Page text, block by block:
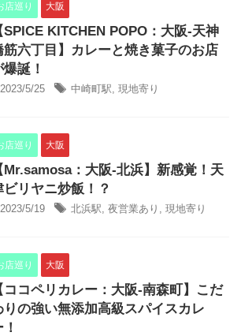
店巡り 大阪
SPICE KITCHEN POPO：大阪-天神
筋六丁目】カレーと焼き菓子のお店
爆誕！
2023/5/25 中崎町駅, 現地寄り
店巡り 大阪
Mr.samosa：大阪-北浜】新感覚！天
ビリヤニ炒飯！？
2023/5/19 北浜駅, 夜営業あり , 現地寄り
店巡り 大阪
ココペリカレー：大阪-南森町】こだ
りの強い無添加高級スパイスカレ